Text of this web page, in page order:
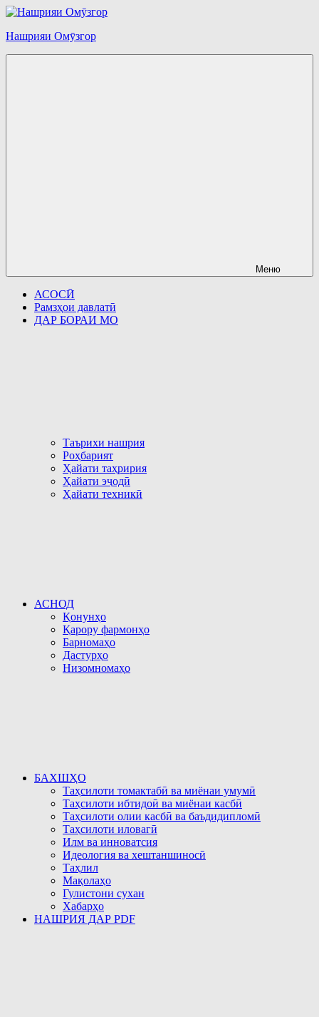
Перейти
содержимому
Нашрияи Омӯзгор
Меню
АСОСӢ
Рамзҳои давлатӣ
ДАР БОРАИ МО
Таърихи нашрия
Роҳбарият
Ҳайати таҳририя
Ҳайати эҷодӣ
Ҳайати техникӣ
АСНОД
Қонунҳо
Қарору фармонҳо
Барномаҳо
Дастурҳо
Низомномаҳо
БАХШҲО
Таҳсилоти томактабӣ ва миёнаи умумӣ
Таҳсилоти ибтидоӣ ва миёнаи касбӣ
Таҳсилоти олии касбӣ ва баъдидипломӣ
Таҳсилоти иловагӣ
Илм ва инноватсия
Идеология ва хештаншиносӣ
Таҳлил
Мақолаҳо
Гулистони сухан
Хабарҳо
НАШРИЯ ДАР PDF